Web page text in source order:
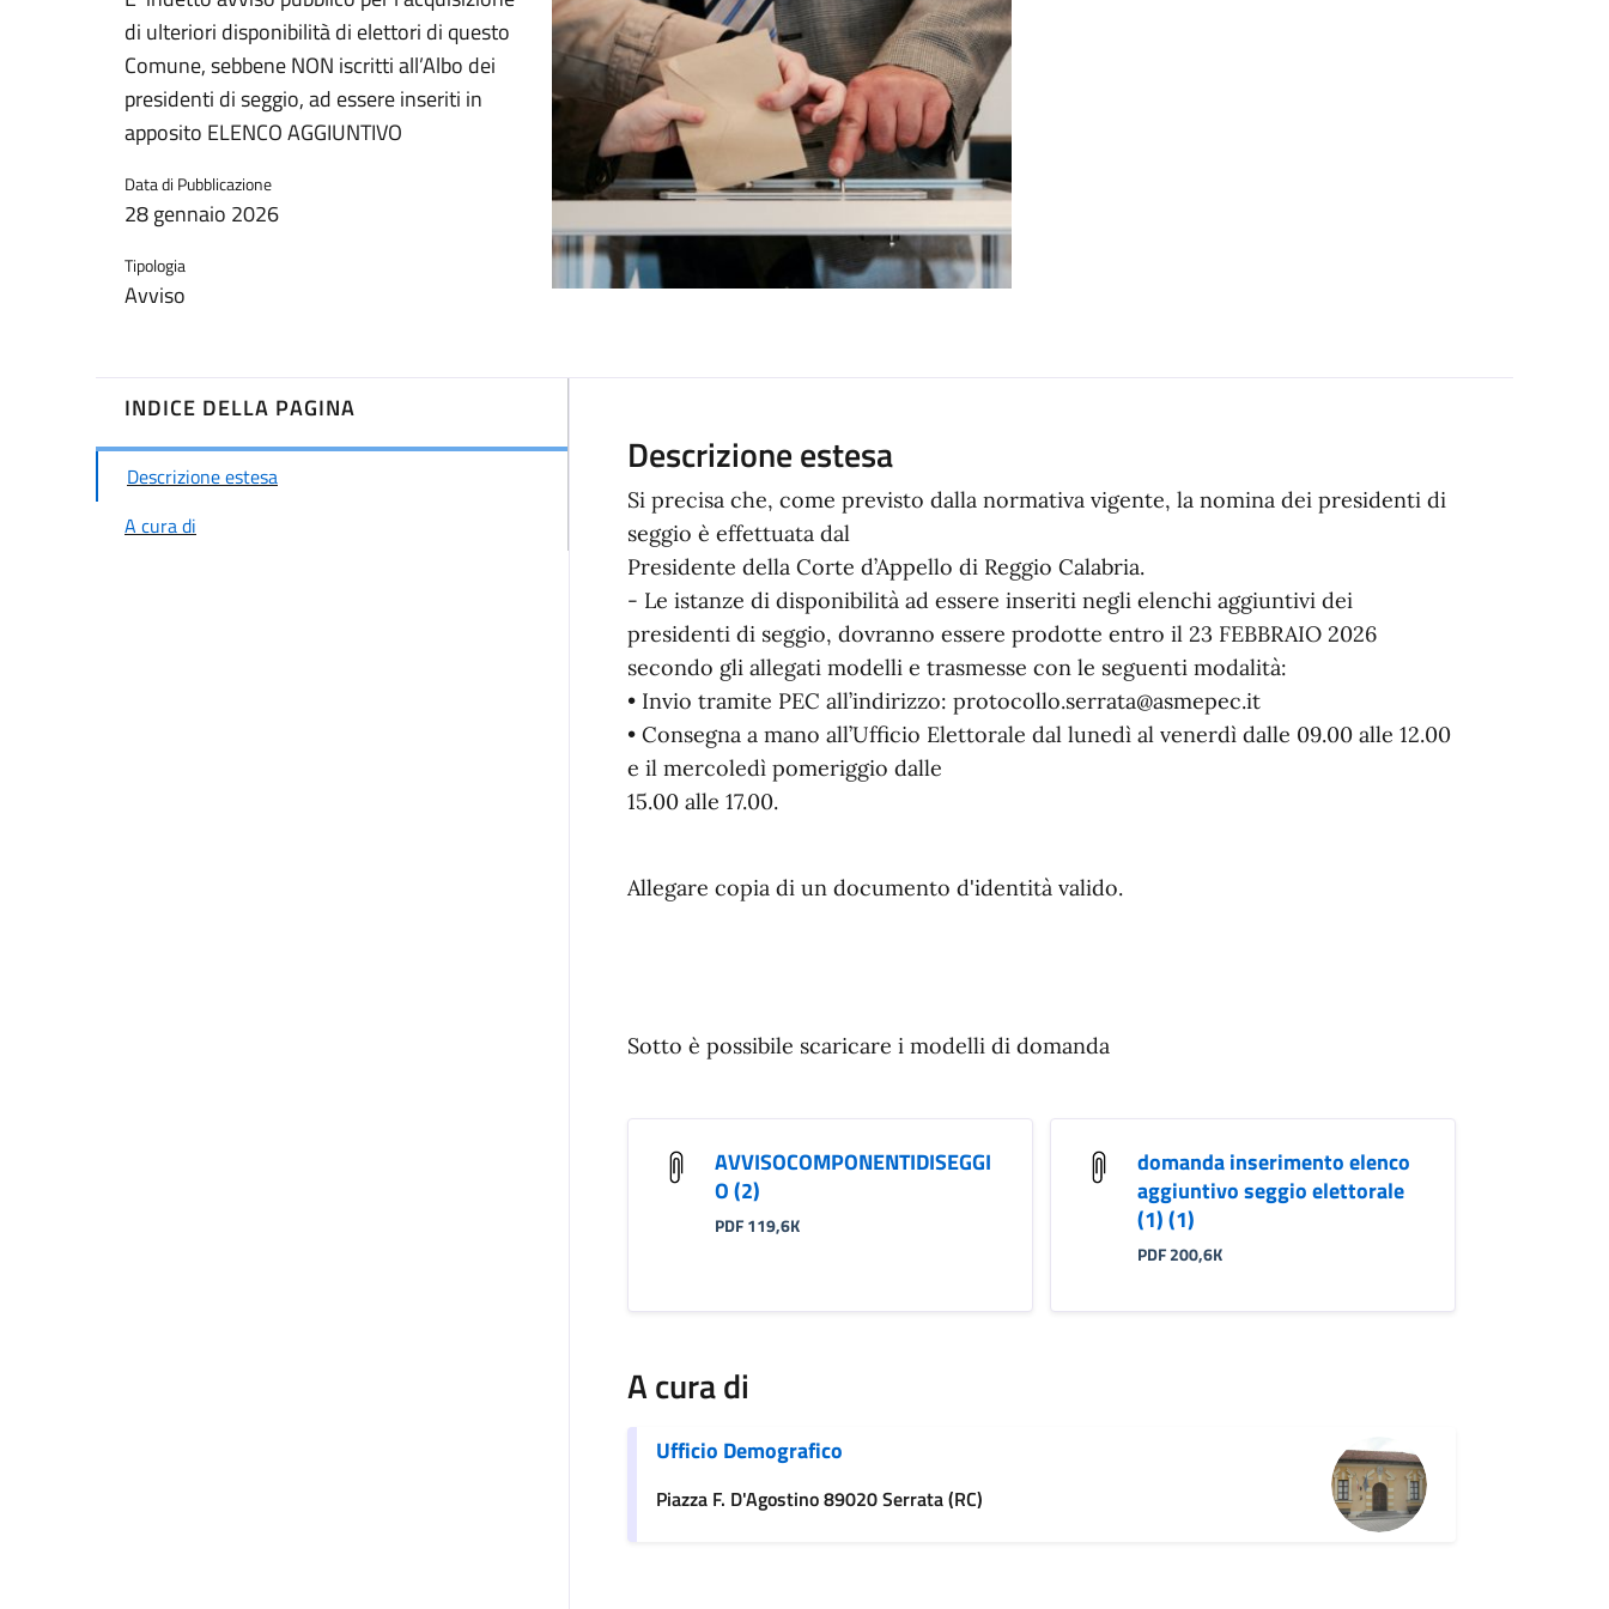
di ulteriori disponibilità di elettori di questo
Comune, sebbene NON iscritti all’Albo dei
presidenti di seggio, ad essere inseriti in
apposito ELENCO AGGIUNTIVO
Data di Pubblicazione
28 gennaio 2026
Tipologia
Avviso
INDICE DELLA PAGINA
Descrizione estesa
A cura di
Descrizione estesa
Si precisa che, come previsto dalla normativa vigente, la nomina dei presidenti di
seggio è effettuata dal
Presidente della Corte d’Appello di Reggio Calabria.
- Le istanze di disponibilità ad essere inseriti negli elenchi aggiuntivi dei
presidenti di seggio, dovranno essere prodotte entro il 23 FEBBRAIO 2026
secondo gli allegati modelli e trasmesse con le seguenti modalità:
• Invio tramite PEC all’indirizzo: protocollo.serrata@asmepec.it
• Consegna a mano all’Ufficio Elettorale dal lunedì al venerdì dalle 09.00 alle 12.00
e il mercoledì pomeriggio dalle
15.00 alle 17.00.
Allegare copia di un documento d'identità valido.
Sotto è possibile scaricare i modelli di domanda
AVVISOCOMPONENTIDISEGGI
O (2)
PDF 119,6K
domanda inserimento elenco
aggiuntivo seggio elettorale
(1) (1)
PDF 200,6K
A cura di
Ufficio Demografico
Piazza F. D'Agostino 89020 Serrata (RC)